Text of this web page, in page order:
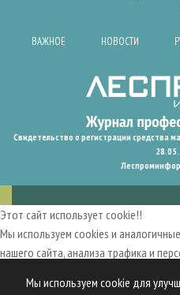
Мы используем cookie для
ВАЖНОЕ НОВОСТИ
Свидетельство о регистрации
Этот сайт использует cookie!!
Мы используем cookies и
нашего сайта, анализа трафика и
пользовательский опыт